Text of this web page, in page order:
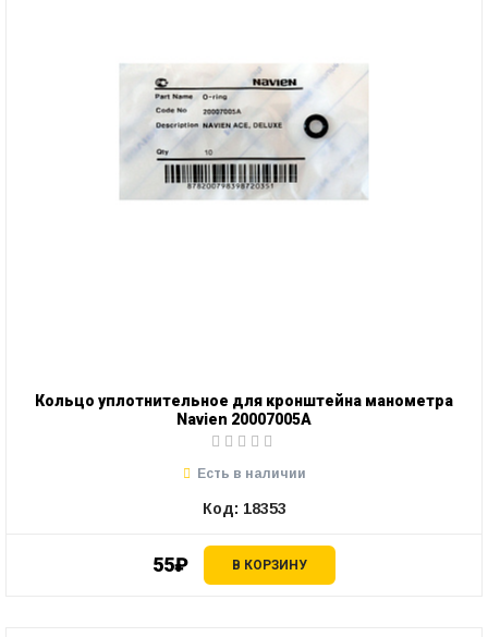
Кольцо уплотнительное для кронштейна манометра
Navien 20007005А
55₽ В КОРЗИНУ
Есть в наличии
Код: 18353